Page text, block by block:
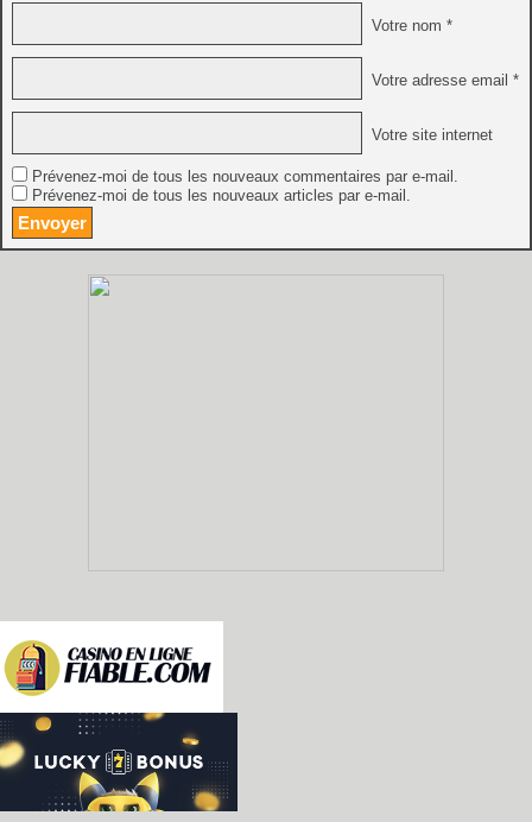
Votre nom *
Votre adresse email *
Votre site internet
Prévenez-moi de tous les nouveaux commentaires par e-mail.
Prévenez-moi de tous les nouveaux articles par e-mail.